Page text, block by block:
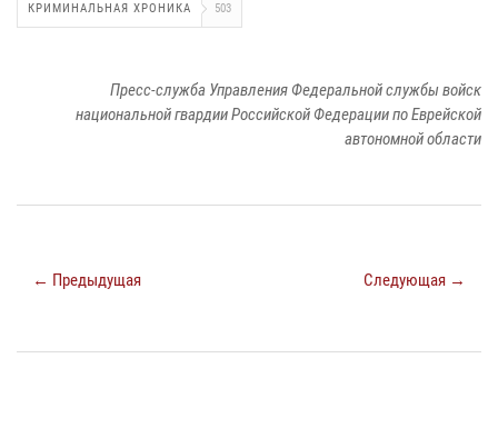
КРИМИНАЛЬНАЯ ХРОНИКА 503
Пресс-служба Управления Федеральной службы войск
национальной гвардии Российской Федерации по Еврейской
автономной области
← Предыдущая Следующая →